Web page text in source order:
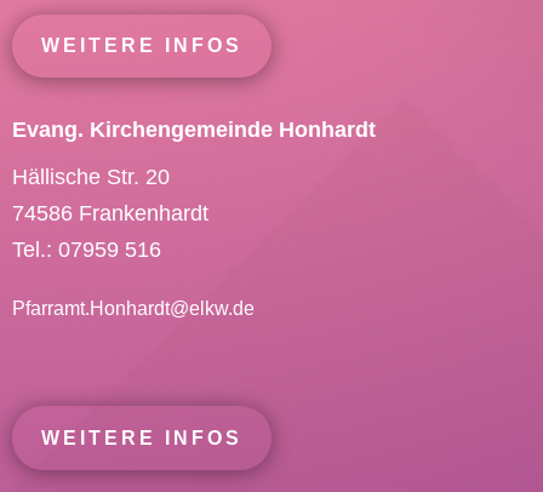
WEITERE INFOS
Evang. Kirchengemeinde Honhardt
Hällische Str. 20
74586 Frankenhardt
Tel.: 07959 516
Pfarramt.Honhardt@elkw.de
WEITERE INFOS